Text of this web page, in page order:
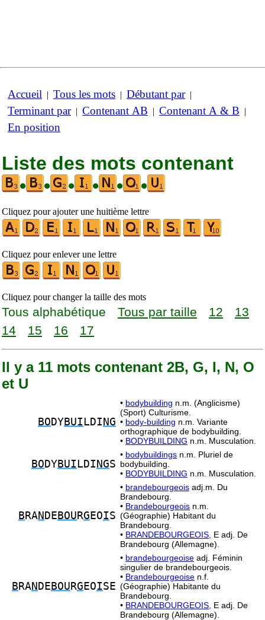
Accueil | Tous les mots | Débutant par|
Terminant par| Contenant AB | Contenant A & B |
En position
Liste des mots contenant
•
• • • • •
Cliquez pour ajouter une huitième lettre
Cliquez pour enlever une lettre
Cliquez pour changer la taille des mots
Tous alphabétique Tous par taille 12
13
14
15 16 17
Il y a 11 mots contenant 2B, G, I, N, O
et U
BO DYBUI LDI NG
• bodybuilding n.m. (Anglicisme)
(Sport) Culturisme.
• body-building n.m. Variante
orthographique de bodybuilding.
• BODYBUILDING n.m. Musculation.
BO DYBUI LDI NGS
• bodybuildings n.m. Pluriel de
bodybuilding.
• BODYBUILDING n.m. Musculation.
B RAN DE BOU RG EOIS
• brandebourgeois adj.m. Du
Brandebourg.
• Brandebourgeois n.m.
(Géographie) Habitant du
Brandebourg.
• BRANDEBOURGEOIS, E adj. De
Brandebourg (Allemagne).
B RAN DE BOU RG EOISE
• brandebourgeoise adj. Féminin
singulier de brandebourgeois.
• Brandebourgeoise n.f.
(Géographie) Habitante du
Brandebourg.
• BRANDEBOURGEOIS, E adj. De
Brandebourg (Allemagne).